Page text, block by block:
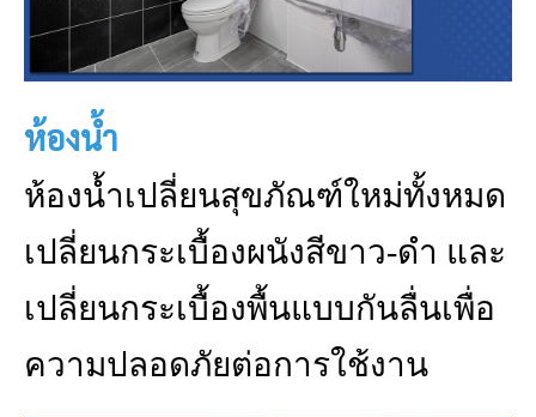
ห้องน้ำ
ห้องน้ำเปลี่ยนสุขภัณฑ์ใหม่ทั้งหมด
เปลี่ยนกระเบื้องผนังสีขาว-ดำ และ
เปลี่ยนกระเบื้องพื้นแบบกันลื่นเพื่อ
ความปลอดภัยต่อการใช้งาน